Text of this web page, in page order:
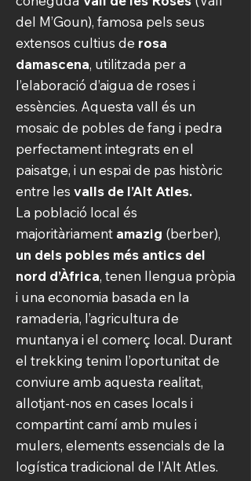
del M’Goun), famosa pels seus
extensos cultius de rosa
damascena, utilitzada per a
l’elaboració d’aigua de roses i
essències. Aquesta vall és un
mosaic de pobles de fang i pedra
perfectament integrats en el
paisatge, i un espai de pas històric
entre les valls de l’Alt Atles.
La població local és
majoritàriament amazig (berber),
un dels pobles més antics del
nord d’Àfrica, tenen llengua pròpia
i una economia basada en la
ramaderia, l’agricultura de
muntanya i el comerç local. Durant
el trekking tenim l’oportunitat de
conviure amb aquesta realitat,
allotjant-nos en cases locals i
compartint camí amb mules i
mulers, elements essencials de la
logística tradicional de l’Alt Atles.